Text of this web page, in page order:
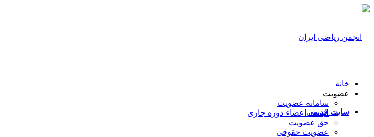
سایت قدیمی
خانه
عضویت
سامانه عضویت
لیست اعضاء دوره جاری
حق عضویت
عضویت حقوقی